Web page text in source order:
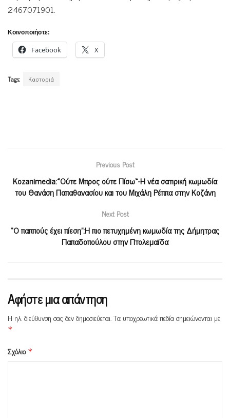
2467071901.
Κοινοποιήστε:
Facebook X
Tags: Καστοριά
Previous Post
Kozanimedia:«Ούτε Μπρος ούτε Πίσω»-Η νέα σατιρική κωμωδία
του Θανάση Παπαθανασίου και του Μιχάλη Ρέππα στην Κοζάνη
Next Post
“Ο παππούς έχει πίεση”:Η πιο πετυχημένη κωμωδία της Δήμητρας
Παπαδοπούλου στην Πτολεμαϊδα
Αφήστε μια απάντηση
Η ηλ. διεύθυνση σας δεν δημοσιεύεται.Τα υποχρεωτικά πεδία σημειώνονται με
*
Σχόλιο *